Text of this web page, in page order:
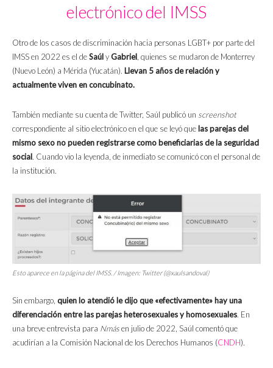
electrónico del IMSS
Otro de los casos de discriminación hacia personas LGBT+ por parte del
IMSS en 2022 es el deSaúlyGabriel, quienes se mudaron de Monterrey
(Nuevo León) a Mérida (Yucatán). Llevan 5 años de relación y
actualmente viven en concubinato.
También mediante su cuenta de Twitter, Saúl publicó un screenshot
correspondiente al sitio electrónico en el que se leyó que las parejas del
mismo sexo no pueden registrarse como beneficiarias de la seguridad
social. Cuando vio la leyenda, de inmediato se comunicó con el personal de
la institución.
Esto aparece en la página del IMSS. / Imagen: Twitter (@xaulsandoval)
Sin embargo, quien lo atendió le dijo que «efectivamente» hay una
diferenciación entre las parejas heterosexuales y homosexuales. En
una breve entrevista para Nmásen julio de 2022, Saúl comentó que
acudirían a la Comisión Nacional de los Derechos Humanos (CNDH).